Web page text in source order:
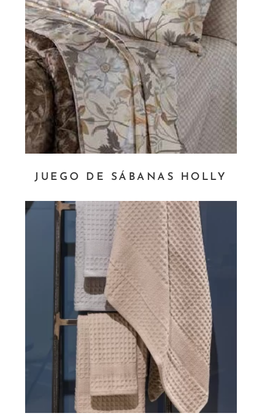
JUEGO DE SÁBANAS HOLLY